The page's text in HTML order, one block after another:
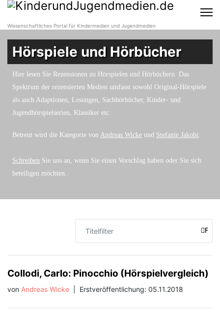
Wissenschaftliches Portal für Kindermedien und Jugendmedien
Hörspiele und Hörbücher
Hier lesen Sie Rezensionen zu Hörspielen und Hörbüchern. Das
Spektrum der rezensierten Medien umfasst sowohl Original-Hörspiele
als auch Adaptionen, Lesungen, Sachhörbücher, Kinder- und
Jugendhörspielserien, Klassiker etc.
Betreut wird die Kategorie von Andreas Wicke und Stefanie Jakobi.
Schreiben Sie uns an, wenn Sie einen Vorschlag haben oder Sie sich
beteiligen möchten.
Collodi, Carlo: Pinocchio (Hörspielvergleich)
von Andreas Wicke Erstveröffentlichung: 05.11.2018